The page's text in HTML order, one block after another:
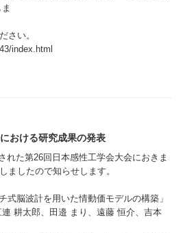
さい。
index.html
おける研究成果の発表
れた第26回日本感性工学会大会におきま
ましたので知らせします。
式脳波計を用いた情動価モデルの構築​」
耕太郎、田邉 まり、遠藤 恒介、吉本